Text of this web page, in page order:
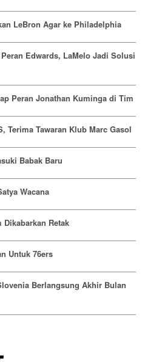
LeBron Agar ke Philadelphia
Edwards, LaMelo Jadi Solusi
Peran Jonathan Kuminga di Tim
Terima Tawaran Klub Marc Gasol
Babak Baru
Wacana
Retak
Untuk 76ers
Berlangsung Akhir Bulan